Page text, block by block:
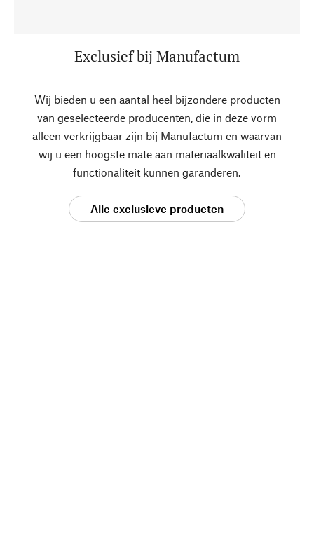
Exclusief bij Manufactum
Wij bieden u een aantal heel bijzondere producten
van geselecteerde producenten, die in deze vorm
alleen verkrijgbaar zijn bij Manufactum en waarvan
wij u een hoogste mate aan materiaalkwaliteit en
functionaliteit kunnen garanderen.
Alle exclusieve producten